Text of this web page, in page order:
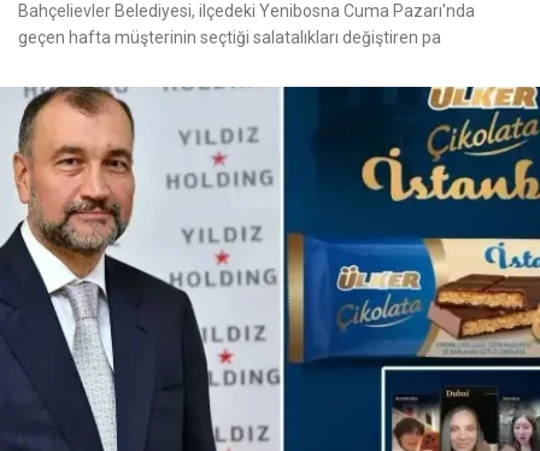
Bahçelievler Belediyesi, ilçedeki Yenibosna Cuma Pazarı'nda
geçen hafta müşterinin seçtiği salatalıkları değiştiren pa